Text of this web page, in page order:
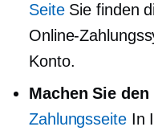
SeiteSie finden
Online-
Konto.
Machen Sie den
ZahlungsseiteIn